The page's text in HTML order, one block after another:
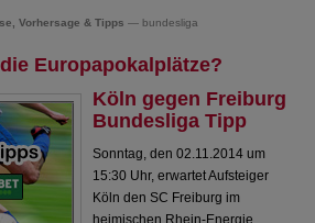
Vorhersage & Tipps — bundesliga
Europapokalplätze?
Köln gegen Freiburg
Bundesliga Tipp
Sonntag, den 02.11.2014 um
15:30 Uhr, erwartet Aufsteiger
Köln den SC Freiburg im
heimischen Rhein-Energie